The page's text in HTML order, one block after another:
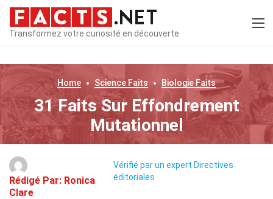
Transformez votre curiosité en découverte
Home Science Faits Biologie Faits
31 Faits Sur Effondrement
Mutationnel
Rédigé Par: Ronica
Clare
Vérifié par un expert Directives
éditoriales